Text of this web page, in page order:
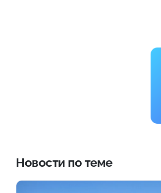
Новости по теме